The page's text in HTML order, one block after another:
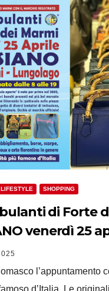
LIFESTYLE SHOPPING
di Forte
venerdì 25
l’appuntamento
d’Italia. Le